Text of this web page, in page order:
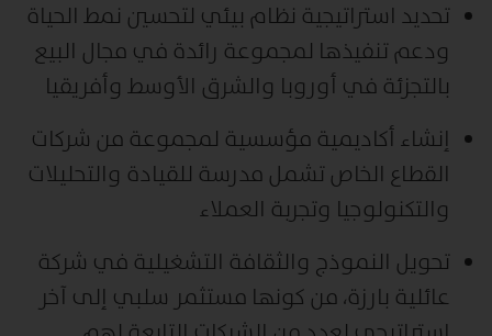
تحديد استراتيجية نظام بيئي لتحسين نمط الحياة
ودعم تنفيذها لمجموعة رائدة في مجال البيع
بالتجزئة في أوروبا والشرق الأوسط وأفريقيا
إنشاء أكاديمية مؤسسية لمجموعة من شركات
القطاع الخاص تشمل مدرسة للقيادة والتحليلات
والتكنولوجيا وتجربة العملاء
تحويل النموذج والثقافة التشغيلية في شركة
عائلية بارزة، من كونها مستثمر سلبي إلى آخر